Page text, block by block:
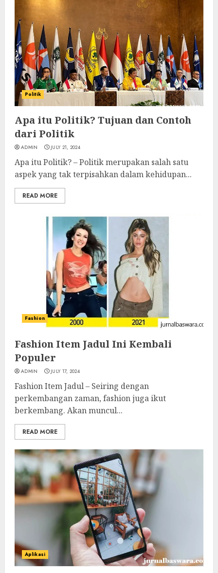
Politik
Apa itu Politik? Tujuan dan Contoh
dari Politik
ADMIN JULY 21, 2024
Apa itu Politik? – Politik merupakan salah satu
aspek yang tak terpisahkan dalam kehidupan...
READ MORE
Fashion
Fashion Item Jadul Ini Kembali
Populer
ADMIN JULY 17, 2024
Fashion Item Jadul – Seiring dengan
perkembangan zaman, fashion juga ikut
berkembang. Akan muncul...
READ MORE
Aplikasi